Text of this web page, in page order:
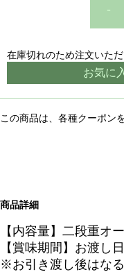
-
在庫切れのため注文いただ
お気に
この商品は、各種クーポン
商品詳細
【内容量】二段重オ
【賞味期間】お渡し
※お引き渡し後はな